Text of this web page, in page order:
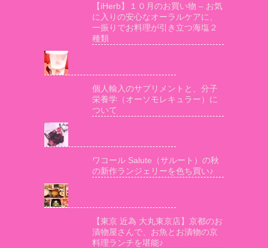
【iHerb】１０月のお買い物 – お気
に入りの安心なオーラルケアに、
一振りでお料理が引き立つ海塩２
種類
個人輸入のサプリメントと、分子
栄養学（オーソモレキュラー）に
ついて
ワコール Salute（サルート）の秋
の新作ランジェリーを色ち買い♪
【東京 近為 大丸東京店】京都のお
漬物屋さんで、お魚とお漬物の京
料理ランチを堪能♪